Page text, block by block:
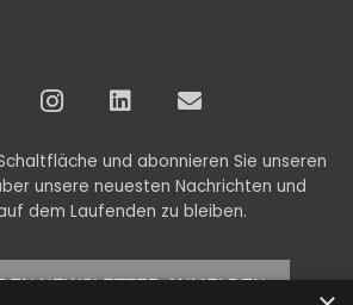
und abonnieren Sie unseren
unsere neuesten Nachrichten und
dem Laufenden zu bleiben.
NEWSLETTER ANMELDEN